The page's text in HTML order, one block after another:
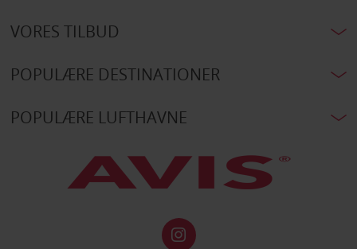
VORES TILBUD
POPULÆRE DESTINATIONER
POPULÆRE LUFTHAVNE